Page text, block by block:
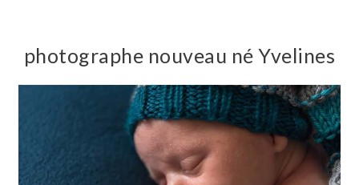
photographe nouveau né Yvelines